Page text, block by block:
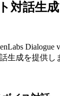
対話生
生成を提供し